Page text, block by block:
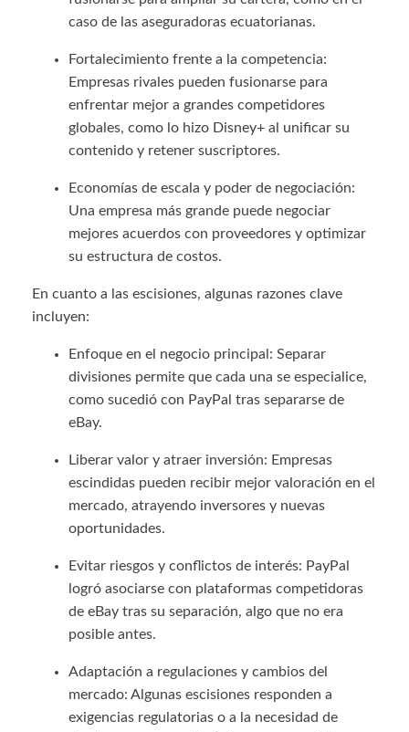
caso de las aseguradoras ecuatorianas.
Fortalecimiento frente a la competencia:
Empresas rivales pueden fusionarse para
enfrentar mejor a grandes competidores
globales, como lo hizo Disney+ al unificar su
contenido y retener suscriptores.
Economías de escala y poder de negociación:
Una empresa más grande puede negociar
mejores acuerdos con proveedores y optimizar
su estructura de costos.
En cuanto a las escisiones, algunas razones clave
incluyen:
Enfoque en el negocio principal: Separar
divisiones permite que cada una se especialice,
como sucedió con PayPal tras separarse de
eBay.
Liberar valor y atraer inversión: Empresas
escindidas pueden recibir mejor valoración en el
mercado, atrayendo inversores y nuevas
oportunidades.
Evitar riesgos y conflictos de interés: PayPal
logró asociarse con plataformas competidoras
de eBay tras su separación, algo que no era
posible antes.
Adaptación a regulaciones y cambios del
mercado: Algunas escisiones responden a
exigencias regulatorias o a la necesidad de